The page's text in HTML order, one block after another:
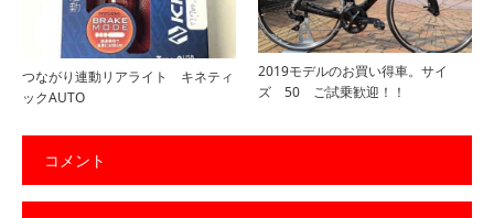
つながり連動リアライト キネティ
ックAUTO
2019モデルのお買い得車。サイ
ズ 50 ご試乗歓迎！！
コメント